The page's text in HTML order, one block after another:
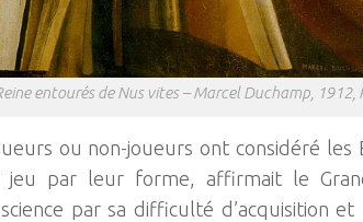
entourés de Nus vites – Marcel Duchamp,
ou non-joueurs ont considéré les
jeu par leur forme, affirmait le
par sa difficulté d’acquisition